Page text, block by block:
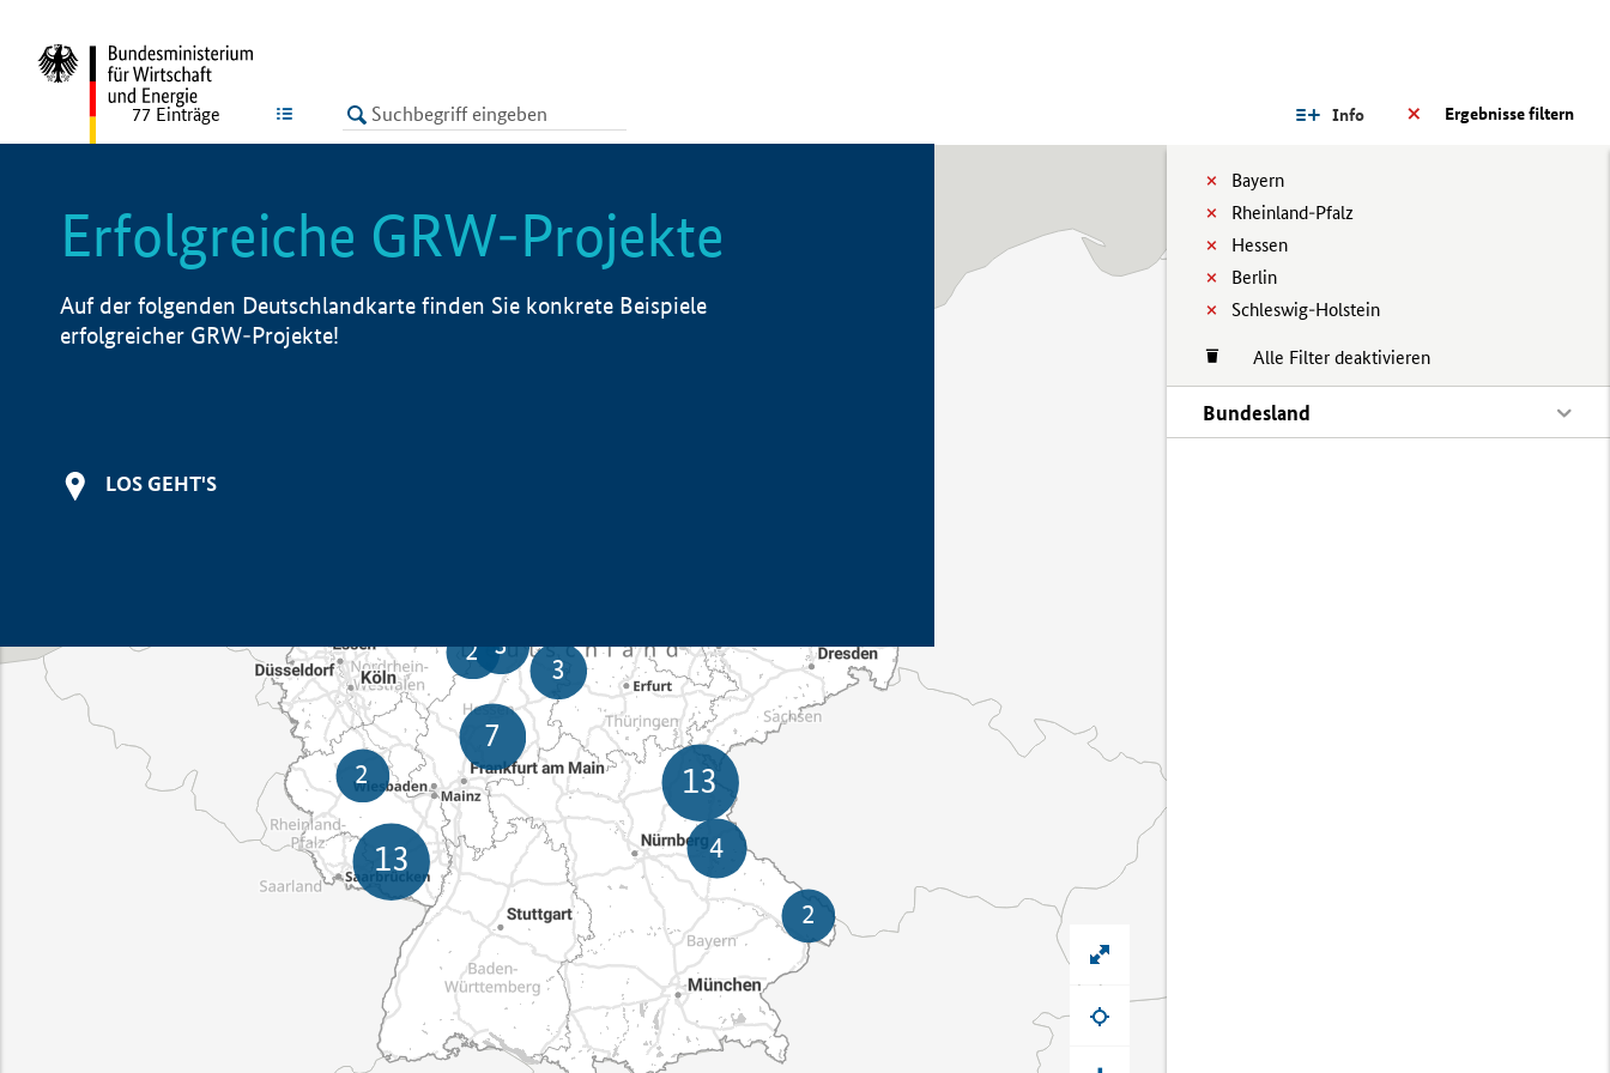
LISTE Ergebnisse filtern
Info
Bayern
Rheinland-Pfalz
Hessen
Berlin
Schleswig-Holstein
Alle Filter deaktivieren
Bundesland
77 Einträge
Erfolgreiche GRW-Projekte
Auf der folgenden Deutschlandkarte finden Sie konkrete Beispiele
erfolgreicher GRW-Projekte!
LOS GEHT'S